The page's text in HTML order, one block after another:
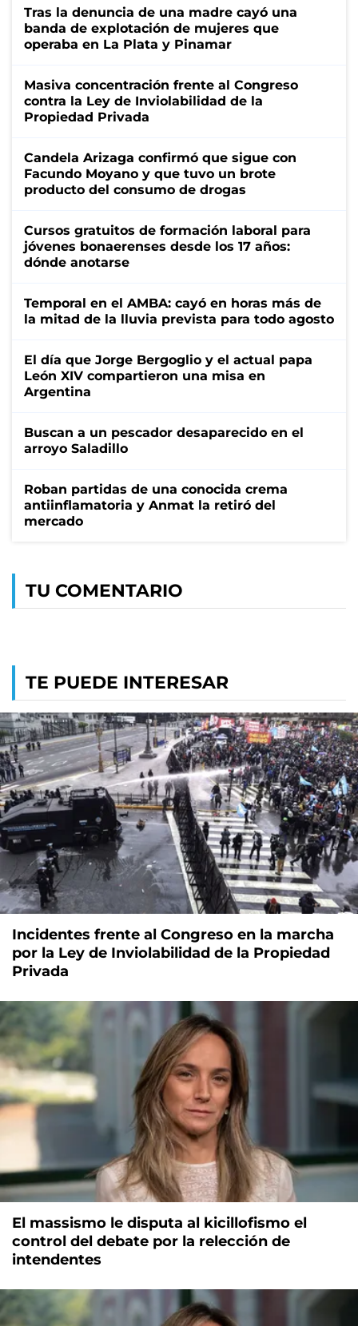
Tras la denuncia de una madre cayó una
banda de explotación de mujeres que
operaba en La Plata y Pinamar
Masiva concentración frente al Congreso
contra la Ley de Inviolabilidad de la
Propiedad Privada
Candela Arizaga confirmó que sigue con
Facundo Moyano y que tuvo un brote
producto del consumo de drogas
Cursos gratuitos de formación laboral para
jóvenes bonaerenses desde los 17 años:
dónde anotarse
Temporal en el AMBA: cayó en horas más de
la mitad de la lluvia prevista para todo agosto
El día que Jorge Bergoglio y el actual papa
León XIV compartieron una misa en
Argentina
Buscan a un pescador desaparecido en el
arroyo Saladillo
Roban partidas de una conocida crema
antiinflamatoria y Anmat la retiró del
mercado
TU COMENTARIO
TE PUEDE INTERESAR
Incidentes frente al Congreso en la marcha
por la Ley de Inviolabilidad de la Propiedad
Privada
El massismo le disputa al kicillofismo el
control del debate por la relección de
intendentes